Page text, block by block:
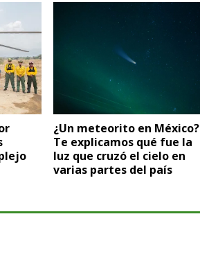
¿Un meteorito en México?
Te explicamos qué fue la
luz que cruzó el cielo en
varias partes del país